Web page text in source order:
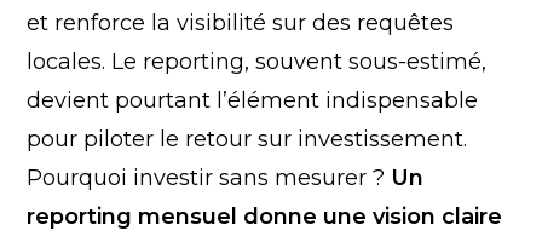
et renforce la visibilité sur des requêtes
locales. Le reporting, souvent sous-estimé,
devient pourtant l’élément indispensable
pour piloter le retour sur investissement.
Pourquoi investir sans mesurer ? Un
reporting mensuel donne une vision claire